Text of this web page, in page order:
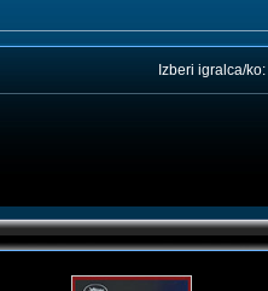
Izberi igralca/ko: